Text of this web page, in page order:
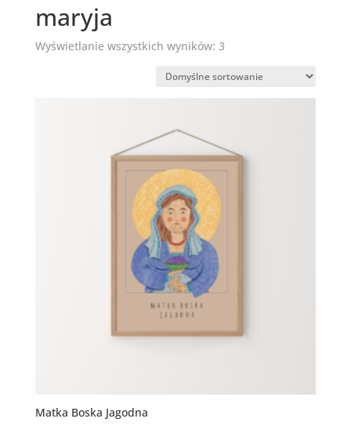
maryja
Wyświetlanie wszystkich wyników: 3
Matka Boska Jagodna